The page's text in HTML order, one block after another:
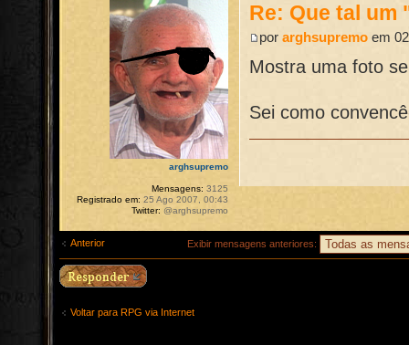
Re: Que tal um
porarghsupremo em
Mostra uma foto
Sei como
arghsupremo
Mensagens: 3125
Registrado em: 25 Ago 2007, 00:43
Twitter: @arghsupremo
Anterior Exibir mensagens anteriores:
Voltar para RPG via Internet